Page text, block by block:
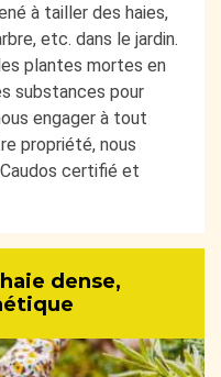
à tailler des haies,
etc. dans le jardin.
plantes mortes en
substances pour
engager à tout
propriété, nous
certifié et
dense,